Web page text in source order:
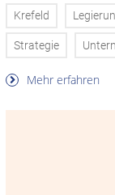
Krefeld
Strategie
Mehr erfahren